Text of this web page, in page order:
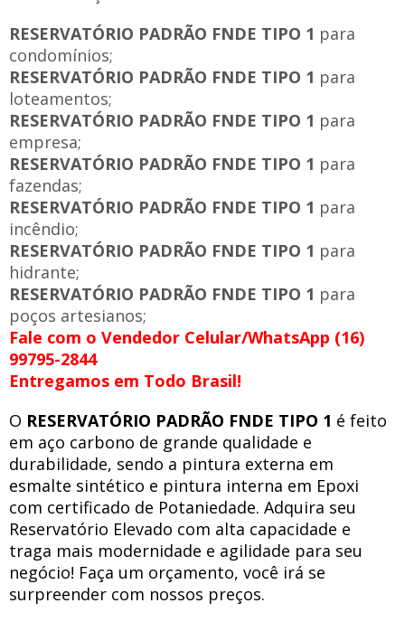
RESERVATÓRIO PADRÃO FNDE TIPO 1 para
condomínios;
RESERVATÓRIO PADRÃO FNDE TIPO 1 para
loteamentos;
RESERVATÓRIO PADRÃO FNDE TIPO 1 para
empresa;
RESERVATÓRIO PADRÃO FNDE TIPO 1 para
fazendas;
RESERVATÓRIO PADRÃO FNDE TIPO 1 para
incêndio;
RESERVATÓRIO PADRÃO FNDE TIPO 1 para
hidrante;
RESERVATÓRIO PADRÃO FNDE TIPO 1 para
poços artesianos;
Fale com o Vendedor Celular/WhatsApp (16)
99795-2844
Entregamos em Todo Brasil!
O RESERVATÓRIO PADRÃO FNDE TIPO 1 é feito
em aço carbono de grande qualidade e
durabilidade, sendo a pintura externa em
esmalte sintético e pintura interna em Epoxi
com certificado de Potaniedade. Adquira seu
Reservatório Elevado com alta capacidade e
traga mais modernidade e agilidade para seu
negócio! Faça um orçamento, você irá se
surpreender com nossos preços.